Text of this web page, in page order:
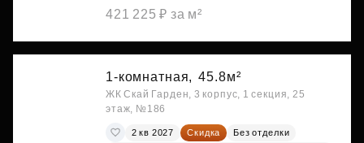
421 225 ₽ за м²
1-комнатная, 45.8м²
ЖК Скай Гарден, 3 корпус, 1 секция, 25
этаж, №186
2 кв 2027 Скидка
Без отделки